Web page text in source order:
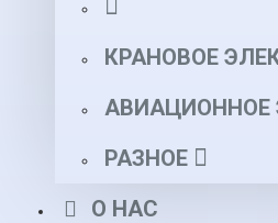
КРАНОВОЕ
АВИАЦИОННОЕ
РАЗНОЕ
О НАС